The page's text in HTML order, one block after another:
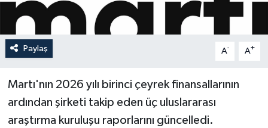
Paylaş A- A+
Martı'nın 2026 yılı birinci çeyrek finansallarının
ardından şirketi takip eden üç uluslararası
araştırma kuruluşu raporlarını güncelledi.